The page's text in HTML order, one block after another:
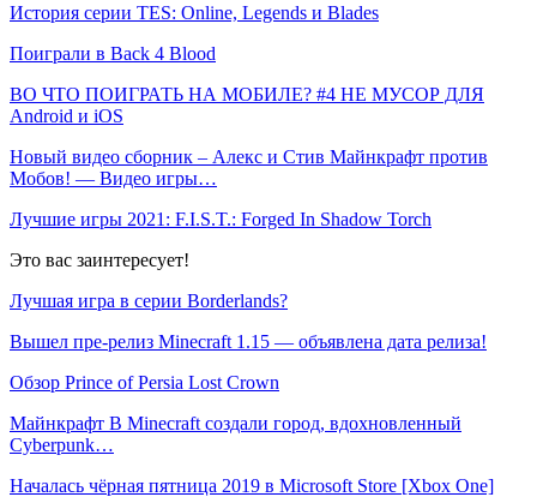
История серии TES: Online, Legends и Blades
Поиграли в Back 4 Blood
ВО ЧТО ПОИГРАТЬ НА МОБИЛЕ? #4 НЕ МУСОР ДЛЯ
Android и iOS
Новый видео сборник – Алекс и Стив Майнкрафт против
Мобов! — Видео игры…
Лучшие игры 2021: F.I.S.T.: Forged In Shadow Torch
Это вас заинтересует!
Лучшая игра в серии Borderlands?
Вышел пре-релиз Minecraft 1.15 — объявлена дата релиза!
Обзор Prince of Persia Lost Crown
Майнкрафт В Minecraft создали город, вдохновленный
Cyberpunk…
Началась чёрная пятница 2019 в Microsoft Store [Xbox One]